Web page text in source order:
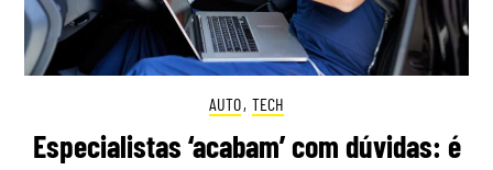
AUTO, TECH
Especialistas ‘acabam’ com dúvidas: é